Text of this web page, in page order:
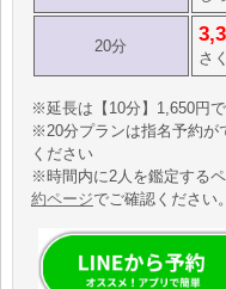
20分
さ
※延長は【10分】1,650円
※20分プランは指名予約が
ください
※時間内に2人を鑑定する
約ページでご確認ください。